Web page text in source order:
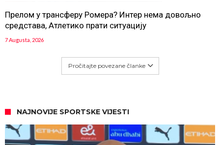
Прелом у трансферу Ромера? Интер нема довољно
средстава, Атлетико прати ситуацију
7 Augusta, 2026
Pročitajte povezane članke
NAJNOVIJE SPORTSKE VIJESTI